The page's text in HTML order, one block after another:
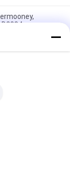
van de
zonder Rotor
het Testen